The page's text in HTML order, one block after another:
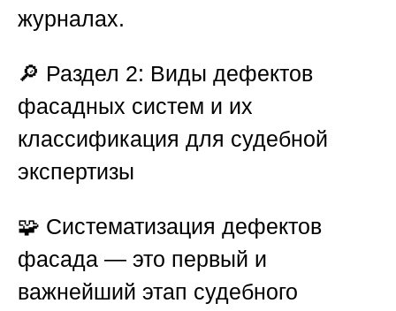
журналах.
🔎 Раздел 2: Виды дефектов
фасадных систем и их
классификация для судебной
экспертизы
🧩 Систематизация дефектов
фасада — это первый и
важнейший этап судебного